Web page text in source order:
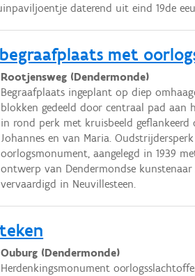
daterend uit eind 19de
met
Rootjensweg (Dendermonde)
Begraafplaats ingeplant op diep
blokken gedeeld door centraal pad aan
in rond perk met kruisbeeld geflankeerd
Johannes en van Maria.
oorlogsmonument, aangelegd in 1939
ontwerp van Dendermondse kunstenaar
vervaardigd in Neuvillesteen.
Ouburg (Dendermonde)
Herdenkingsmonument